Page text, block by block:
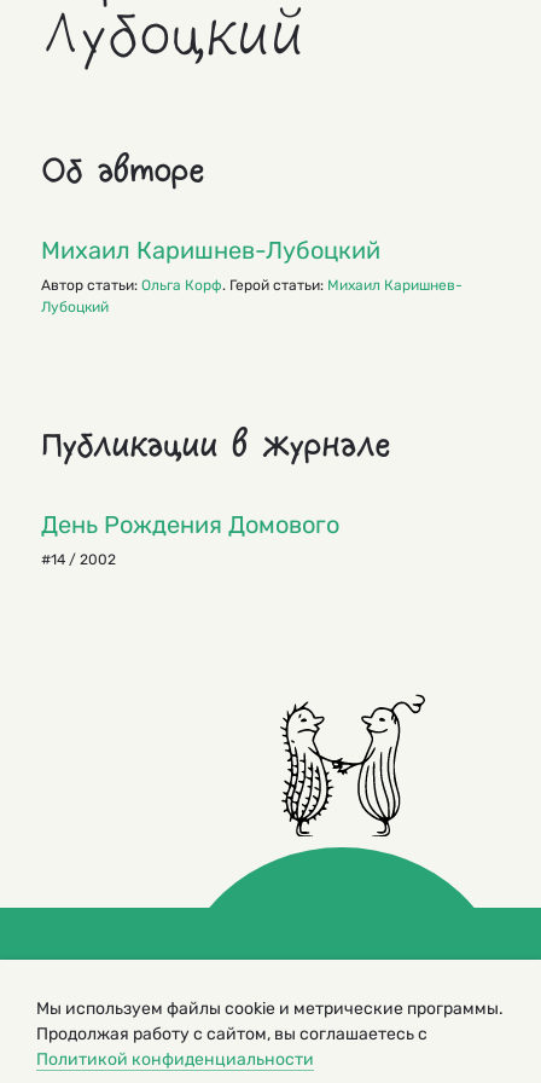
Лубоцкий
Об авторе
Михаил Каришнев-Лубоцкий
Автор статьи: Ольга Корф. Герой статьи: Михаил Каришнев-
Лубоцкий
Публикации в журнале
День Рождения Домового
#14 / 2002
журнал для детей
Копирование материалов возможно только с разрешения редакторов
сайта
Политика конфиденциальности
Мы используем файлы cookie и метрические программы.
Продолжая работу с сайтом, вы соглашаетесь с
Политикой конфиденциальности